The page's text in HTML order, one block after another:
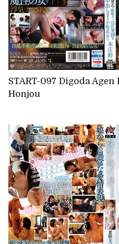
START-097 Digoda
Honjou